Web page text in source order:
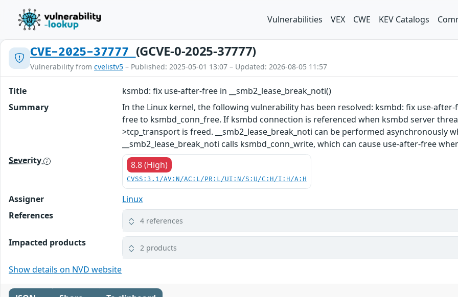
Vulnerabilities VEX CWE KEV Catalogs
CVE-2025-37777 (GCVE-0-2025-37777)
Vulnerability from cvelistv5 – Published: 2025-05-01 13:07 – Updated: 2026-08-05 11:57
Title
ksmbd: fix use-after-free in __smb2_lease_break_noti()
Summary
In the Linux kernel, the following vulnerability has been resolved: ksmbd: fix use-
free to ksmbd_conn_free. If ksmbd connection is referenced when ksmbd server
>tcp_transport is freed. __smb2_lease_break_noti can be performed asynchronously
__smb2_lease_break_noti calls ksmbd_conn_write, which can cause use-after-free
Severity
8.8 (High)
CVSS:3.1/AV:N/AC:L/PR:L/UI:N/S:U/C:H/I:H/A:H
Assigner
Linux
References
4 references
Impacted products 2 products
Show details on NVD website